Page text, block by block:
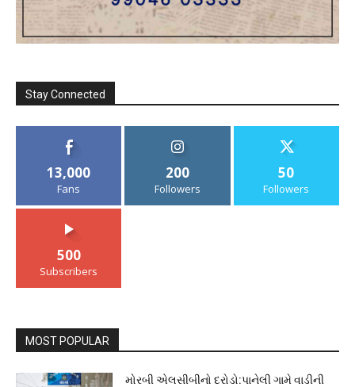
Stay Connected
13,000
Fans
200
Followers
50
Followers
500
Subscribers
MOST POPULAR
મોરબી એલસીબીનો દરોડો:પાનેલી ગામે વાડીની